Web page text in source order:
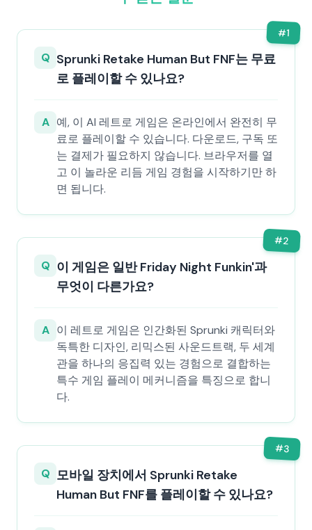
#1
Q Sprunki Retake Human But FNF는 무료
로 플레이할 수 있나요?
A 예, 이 AI 레트로 게임은 온라인에서 완전히 무
료로 플레이할 수 있습니다. 다운로드, 구독 또
는 결제가 필요하지 않습니다. 브라우저를 열
고 이 놀라운 리듬 게임 경험을 시작하기만 하
면 됩니다.
#2
Q 이 게임은 일반 Friday Night Funkin'과
무엇이 다른가요?
A 이 레트로 게임은 인간화된 Sprunki 캐릭터와
독특한 디자인, 리믹스된 사운드트랙, 두 세계
관을 하나의 응집력 있는 경험으로 결합하는
특수 게임 플레이 메커니즘을 특징으로 합니
다.
#3
Q 모바일 장치에서 Sprunki Retake
Human But FNF를 플레이할 수 있나요?